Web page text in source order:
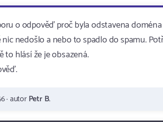
o odpověď proč byla odstavena
nedošlo a nebo to spadlo do spamu.
to hlásí že je obsazená.
· autorPetr B.